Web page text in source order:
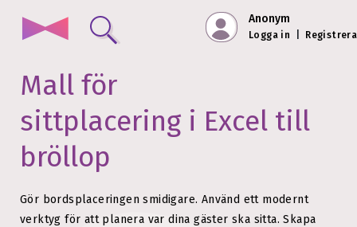
Anonym
Logga in
Mall för
sittplacering i Excel till
bröllop
Gör bordsplaceringen smidigare. Använd ett modernt
verktyg för att planera var dina gäster ska sitta. Skapa